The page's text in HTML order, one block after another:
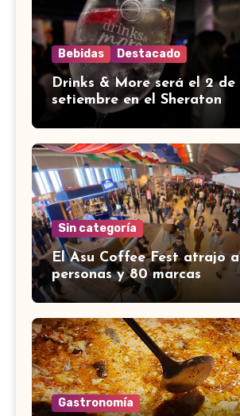
Bebidas Destacado
Drinks & More será el 2 de
setiembre en el Sheraton
Sin categoría
El Asu Coffee Fest atrajo
personas y 80 marcas
Gastronomía